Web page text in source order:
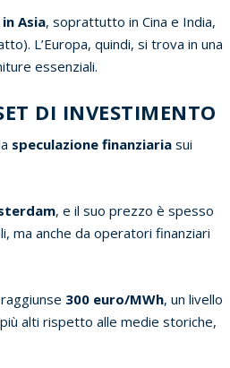
Asia, soprattutto in Cina e India,
L’Europa, quindi, si trova in una
essenziali.
DI INVESTIMENTO
speculazione finanziaria sui
, e il suo prezzo è spesso
ma anche da operatori finanziari
300 euro/MWh, un livello
alti rispetto alle medie storiche,